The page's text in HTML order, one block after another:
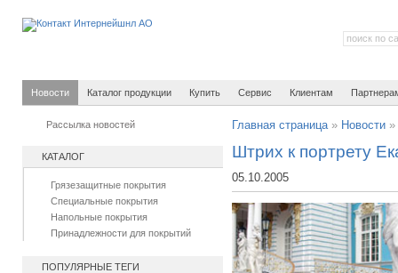
Новости Каталог продукции Купить Сервис Клиентам
Рассылка новостей
КАТАЛОГ
Грязезащитные покрытия
Специальные покрытия
Напольные покрытия
Принадлежности для покрытий
ПОПУЛЯРНЫЕ ТЕГИ
Главная страница» Новости
Штрих к портрету
05.10.2005